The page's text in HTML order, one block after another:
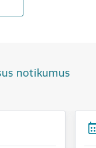
notikumus